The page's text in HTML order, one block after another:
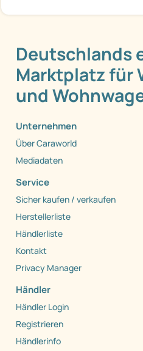
Deutschlands
Marktplatz für
und
Unternehmen
Über Caraworld
Mediadaten
Service
Sicher kaufen / verkaufen
Herstellerliste
Händlerliste
Kontakt
Privacy Manager
Händler
Händler Login
Registrieren
Händlerinfo